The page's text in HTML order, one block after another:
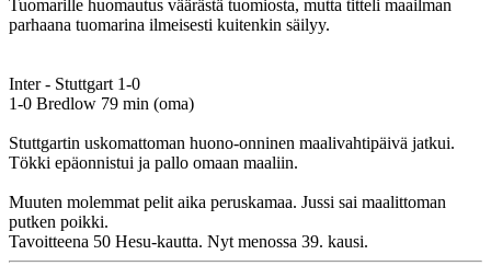
Tuomarille huomautus väärästä tuomiosta, mutta titteli maailman
parhaana tuomarina ilmeisesti kuitenkin säilyy.
Inter - Stuttgart 1-0
1-0 Bredlow 79 min (oma)
Stuttgartin uskomattoman huono-onninen maalivahtipäivä jatkui.
Tökki epäonnistui ja pallo omaan maaliin.
Muuten molemmat pelit aika peruskamaa. Jussi sai maalittoman
putken poikki.
Tavoitteena 50 Hesu-kautta. Nyt menossa 39. kausi.